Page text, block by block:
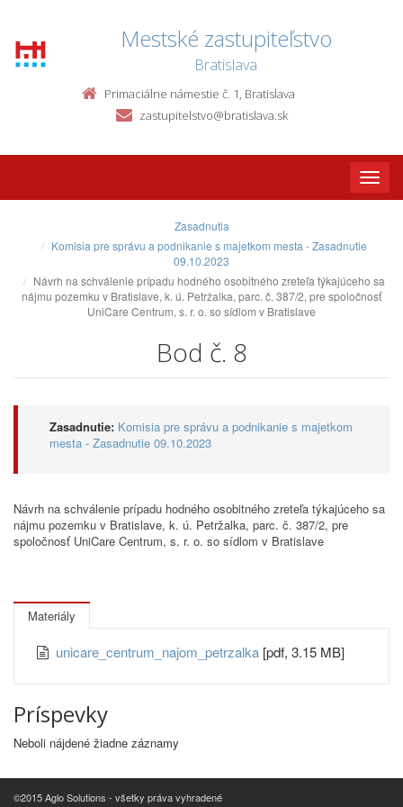
Mestské zastupiteľstvo
Bratislava
Primaciálne námestie č. 1, Bratislava
zastupitelstvo@bratislava.sk
Toggle
Zasadnutia
Komisia pre správu a podnikanie s majetkom mesta - Zasadnutie
09.10.2023
Návrh na schválenie prípadu hodného osobitného zreteľa týkajúceho sa
nájmu pozemku v Bratislave, k. ú. Petržalka, parc. č. 387/2, pre spoločnosť
UniCare Centrum, s. r. o. so sídlom v Bratislave
Bod č. 8
Zasadnutie: Komisia pre správu a podnikanie s majetkom
mesta - Zasadnutie 09.10.2023
Návrh na schválenie prípadu hodného osobitného zreteľa týkajúceho sa
nájmu pozemku v Bratislave, k. ú. Petržalka, parc. č. 387/2, pre
spoločnosť UniCare Centrum, s. r. o. so sídlom v Bratislave
Materiály
unicare_centrum_najom_petrzalka [pdf, 3.15 MB]
Príspevky
Neboli nájdené žiadne záznamy
©2015 Aglo Solutions - všetky práva vyhradené